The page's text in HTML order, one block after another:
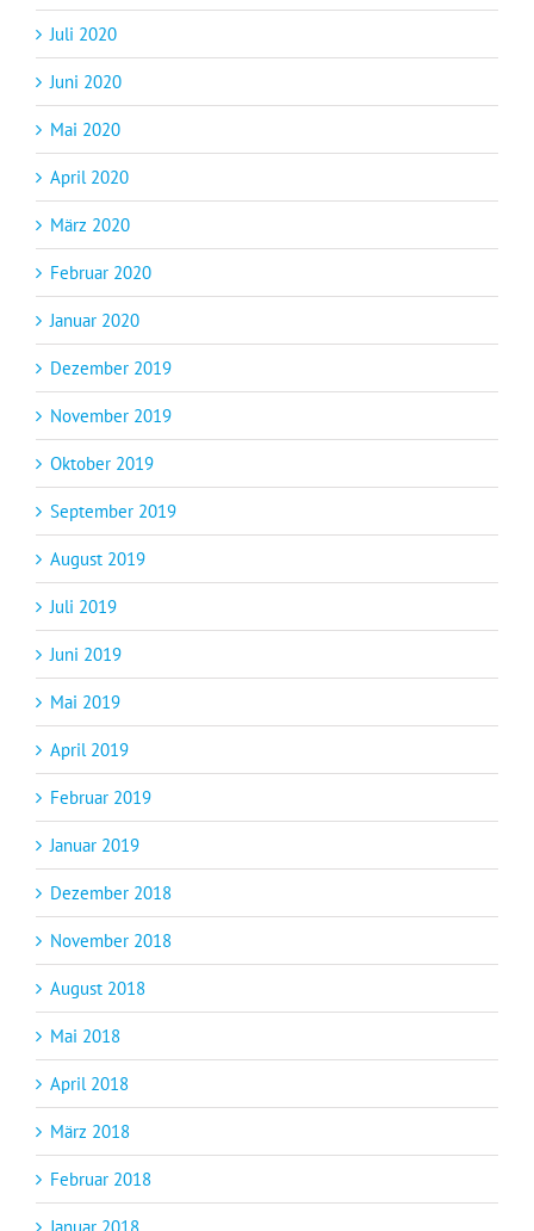
Juli 2020
Juni 2020
Mai 2020
April 2020
März 2020
Februar 2020
Januar 2020
Dezember 2019
November 2019
Oktober 2019
September 2019
August 2019
Juli 2019
Juni 2019
Mai 2019
April 2019
Februar 2019
Januar 2019
Dezember 2018
November 2018
August 2018
Mai 2018
April 2018
März 2018
Februar 2018